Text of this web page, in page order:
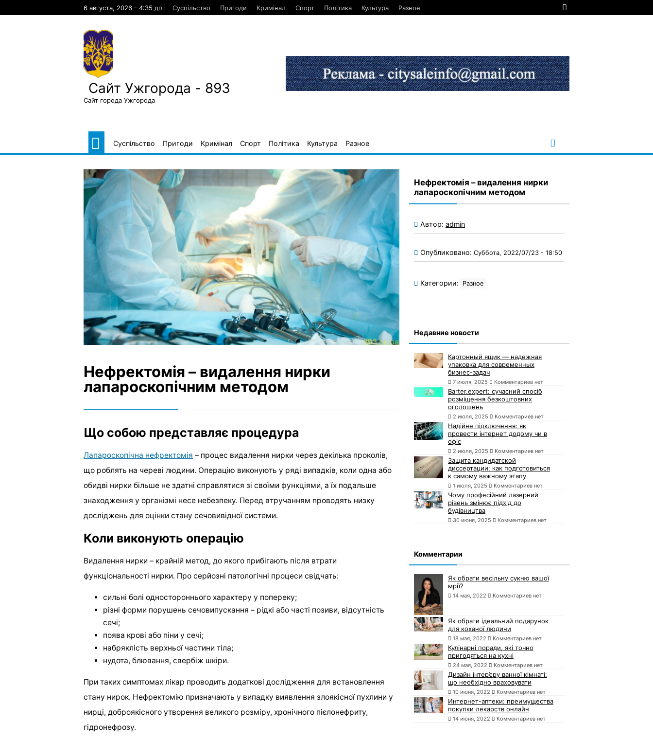
6 августа, 2026 - 4:35 дп Суспільство Пригоди Кримінал Спорт Політика Культура Разное
Сайт Ужгорода - 893
Сайт города Ужгорода
Суспільство Пригоди Кримінал Спорт Політика Культура Разное
Нефректомія – видалення нирки
лапароскопічним методом
Що собою представляє процедура
Лапароскопічна нефректомія – процес видалення нирки через декілька проколів,
що роблять на череві людини. Операцію виконують у ряді випадків, коли одна або
обидві нирки більше не здатні справлятися зі своїми функціями, а їх подальше
знаходження у організмі несе небезпеку. Перед втручанням проводять низку
досліджень для оцінки стану сечовивідної системи.
Коли виконують операцію
Видалення нирки – крайній метод, до якого прибігають після втрати
функціональності нирки. Про серйозні патологічні процеси свідчать:
сильні болі одностороннього характеру у попереку;
різні форми порушень сечовипускання – рідкі або часті позиви, відсутність
сечі;
поява крові або піни у сечі;
набряклість верхньої частини тіла;
нудота, блювання, свербіж шкіри.
При таких симптомах лікар проводить додаткові дослідження для встановлення
стану нирок. Нефректомію призначають у випадку виявлення злоякісної пухлини у
нирці, доброякісного утворення великого розміру, хронічного пієлонефриту,
гідронефрозу.
Нефректомія – видалення нирки
лапароскопічним методом
Автор: admin
Опубликовано: Суббота, 2022/07/23 - 18:50
Категории: Разное
Недавние новости
Картонный ящик — надежная
упаковка для современных
бизнес-задач
7 июля, 2025 Комментариев нет
Barter.expert: сучасний спосіб
розміщення безкоштовних
оголошень
2 июля, 2025 Комментариев нет
Надійне підключення: як
провести інтернет додому чи в
офіс
2 июля, 2025 Комментариев нет
Защита кандидатской
диссертации: как подготовиться
к самому важному этапу
1 июля, 2025 Комментариев нет
Чому професійний лазерний
рівень змінює підхід до
будівництва
30 июня, 2025 Комментариев нет
Комментарии
Як обрати весільну сукню вашої
мрії?
14 мая, 2022 Комментариев нет
Як обрати ідеальний подарунок
для коханої людини
18 мая, 2022 Комментариев нет
Кулінарні поради, які точно
пригодяться на кухні
24 мая, 2022 Комментариев нет
Дизайн інтер’єру ванної кімнаті:
що необхідно враховувати
10 июня, 2022 Комментариев нет
Интернет-аптеки: преимущества
покупки лекарств онлайн
14 июня, 2022 Комментариев нет